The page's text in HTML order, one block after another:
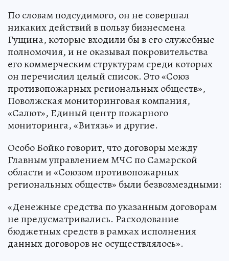
По словам подсудимого, он не совершал
никаких действий в пользу бизнесмена
Гущина, которые входили бы в его служебные
полномочия, и не оказывал покровительства
его коммерческим структурам среди которых
он перечислил целый список. Это «Союз
противопожарных региональных обществ»,
Поволжская мониторинговая компания,
«Салют», Единый центр пожарного
мониторинга, «Витязь» и другие.
Особо Бойко говорит, что договоры между
Главным управлением МЧС по Самарской
области и «Союзом противопожарных
региональных обществ» были безвозмездными:
«Денежные средства по указанным договорам
не предусматривались. Расходование
бюджетных средств в рамках исполнения
данных договоров не осуществлялось».